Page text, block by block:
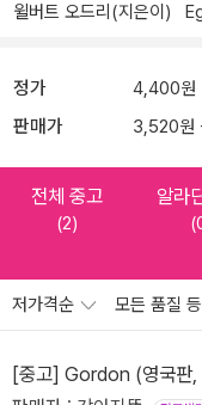
윌버트 오드리(지은이)
정가 4,400원
판매가 3,520원
전체 중고
(2)
알라
저가격순 모든 품질
[중고] Gordon (영국판